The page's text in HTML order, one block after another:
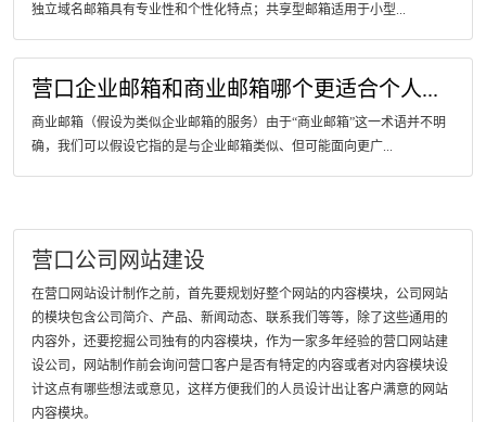
独立域名邮箱具有专业性和个性化特点；共享型邮箱适用于小型...
营口企业邮箱和商业邮箱哪个更适合个人...
商业邮箱（假设为类似企业邮箱的服务）由于“商业邮箱”这一术语并不明
确，我们可以假设它指的是与企业邮箱类似、但可能面向更广...
营口公司网站建设
在营口网站设计制作之前，首先要规划好整个网站的内容模块，公司网站
的模块包含公司简介、产品、新闻动态、联系我们等等，除了这些通用的
内容外，还要挖掘公司独有的内容模块，作为一家多年经验的营口网站建
设公司，网站制作前会询问营口客户是否有特定的内容或者对内容模块设
计这点有哪些想法或意见，这样方便我们的人员设计出让客户满意的网站
内容模块。